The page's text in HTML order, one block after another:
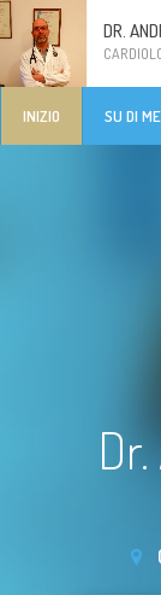
DR.
INIZIO SU DI ME